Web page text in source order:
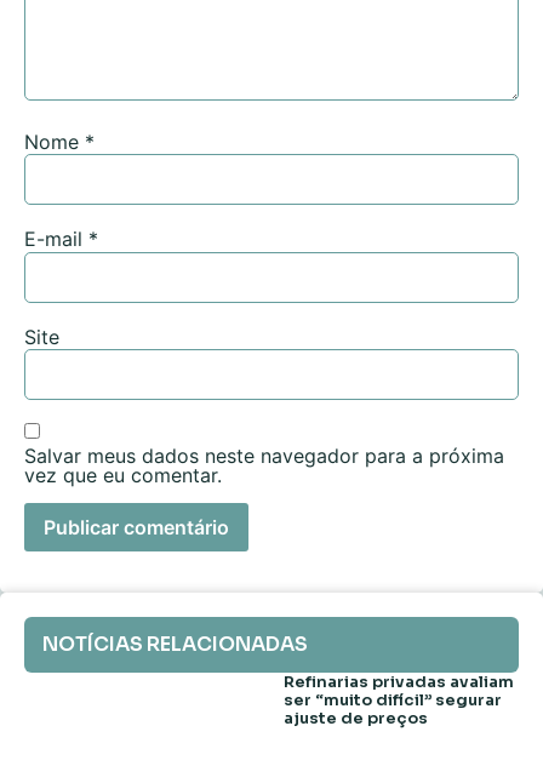
Nome *
E-mail *
Site
Salvar meus dados neste navegador para a próxima
vez que eu comentar.
NOTÍCIAS RELACIONADAS
Refinarias privadas avaliam
ser “muito difícil” segurar
ajuste de preços